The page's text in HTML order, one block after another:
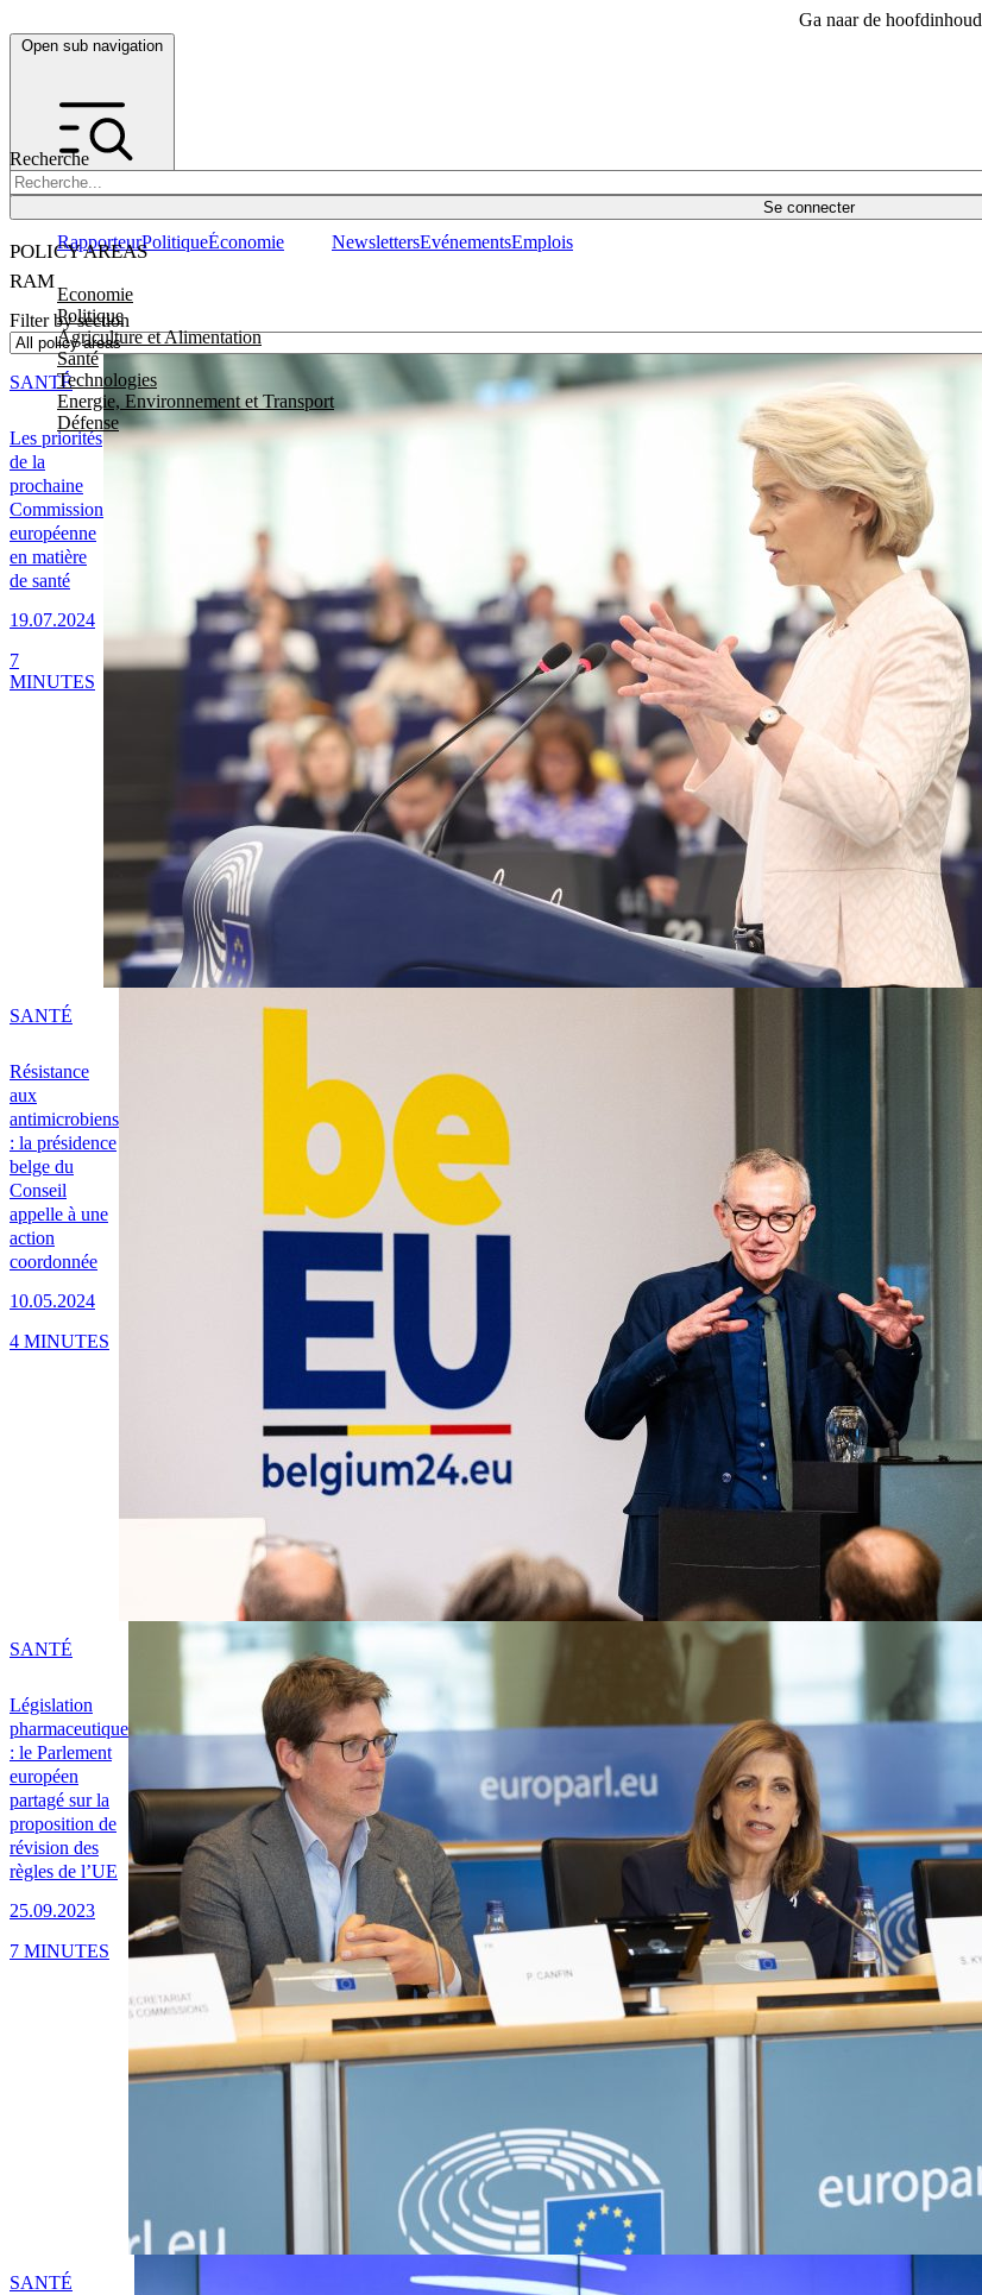
Ga naar de hoofdinhoud
Open sub navigation
Recherche
Se connecter
POLICY AREAS
Economie
Politique
Agriculture et Alimentation
Santé
Technologies
Energie, Environnement et Transport
Défense
RapporteurPolitiqueÉconomie NewslettersEvénementsEmplois
RAM
Filter by section
Les priorités
de la
prochaine
Commission
européenne
en matière
de santé
19.07.2024
SANTÉ
7
MINUTES
Résistance
aux
antimicrobiens
: la présidence
belge du
Conseil
appelle à une
action
coordonnée
10.05.2024
SANTÉ
4 MINUTES
Législation
pharmaceutique
: le Parlement
européen
partagé sur la
proposition de
révision des
règles de l’UE
25.09.2023
SANTÉ
7 MINUTES
SANTÉ